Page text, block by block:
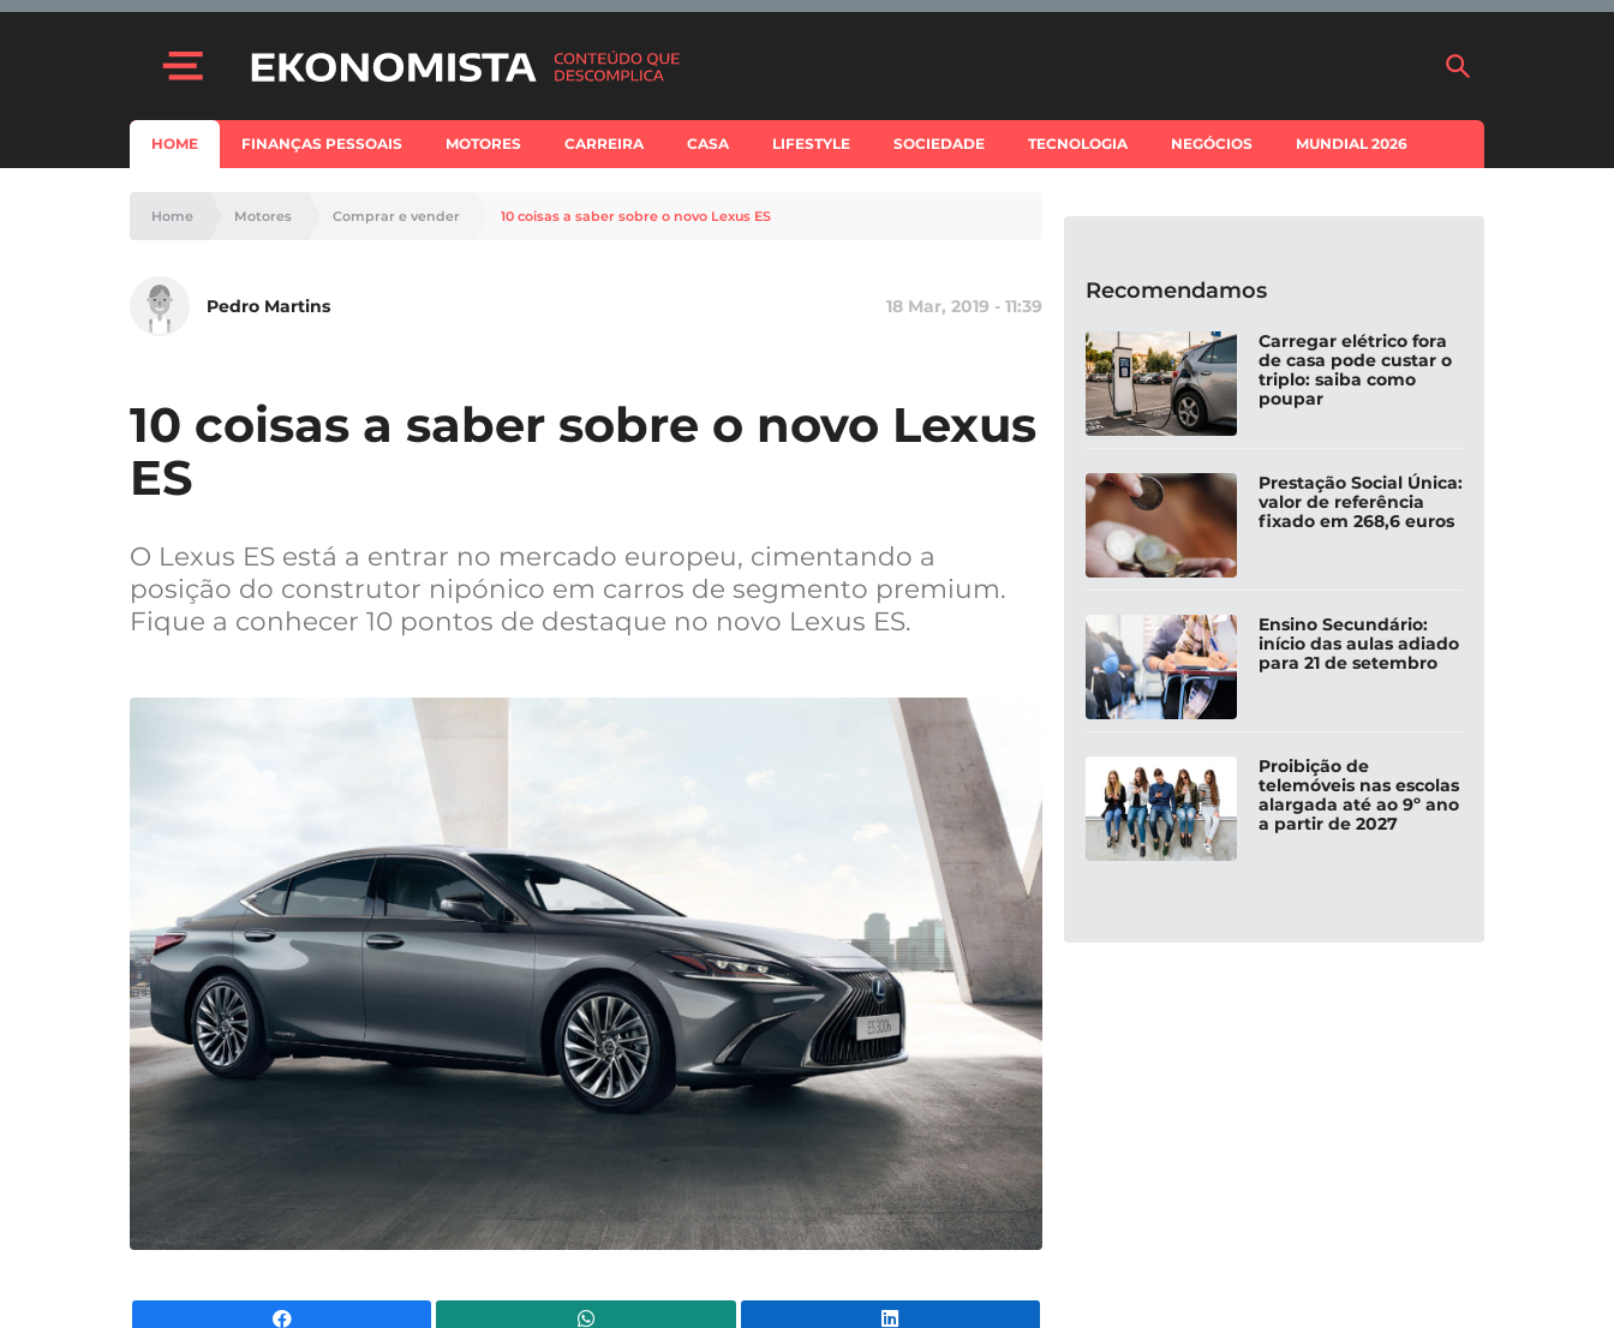
HOME FINANÇAS PESSOAIS MOTORES CARREIRA CASA LIFESTYLE SOCIEDADE TECNOLOGIA NEGÓCIOS MUNDIAL 2026
Home Motores Comprar e vender 10 coisas a saber sobre o novo Lexus ES
Pedro Martins 18 Mar, 2019 - 11:39
10 coisas a saber sobre o novo Lexus
ES
O Lexus ES está a entrar no mercado europeu, cimentando a
posição do construtor nipónico em carros de segmento premium.
Fique a conhecer 10 pontos de destaque no novo Lexus ES.
Recomendamos
Carregar elétrico fora
de casa pode custar o
triplo: saiba como
poupar
Prestação Social Única:
valor de referência
fixado em 268,6 euros
Ensino Secundário:
início das aulas adiado
para 21 de setembro
Proibição de
telemóveis nas escolas
alargada até ao 9º ano
a partir de 2027